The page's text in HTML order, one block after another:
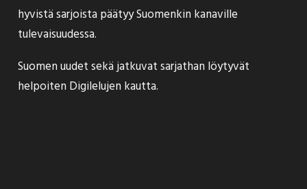
hyvistä sarjoista päätyy Suomenkin kanaville
tulevaisuudessa.
Suomenuudetsekäjatkuvatsarjathan löytyvät
helpoiten Digilelujen kautta.